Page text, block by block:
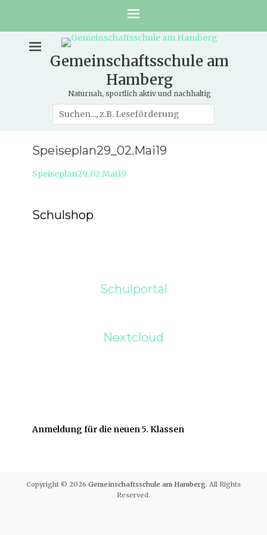
Gemeinschaftsschule am
Hamberg
Naturnah, sportlich aktiv und nachhaltig
Suche
nach:
Speiseplan29_02.Mai19
Speiseplan29_02.Mai19
Schulshop
Schulportal
Nextcloud
Anmeldung für die neuen 5. Klassen
Copyright © 2026 Gemeinschaftsschule am Hamberg. All Rights
Reserved.